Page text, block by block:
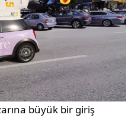
büyük bir giriş